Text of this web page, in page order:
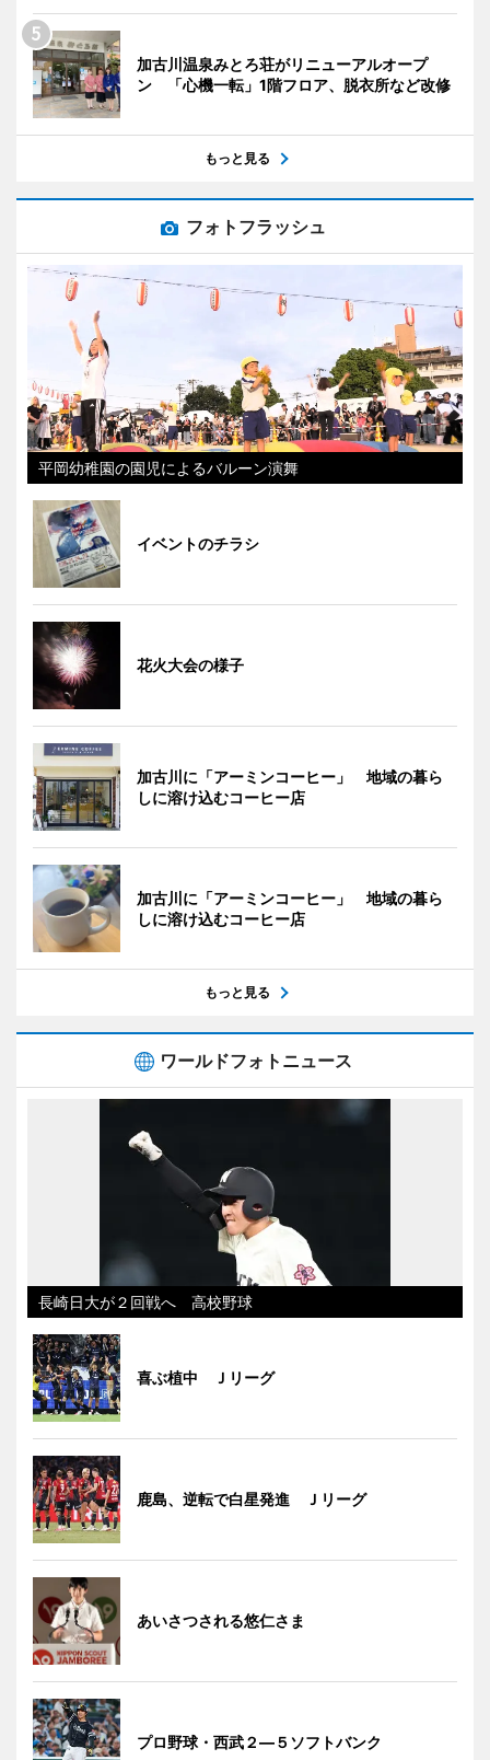
加古川温泉みとろ荘がリニューアルオープ
ン 「心機一転」1階フロア、脱衣所など改修
もっと見る
フォトフラッシュ
平岡幼稚園の園児によるバルーン演舞
イベントのチラシ
花火大会の様子
加古川に「アーミンコーヒー」 地域の暮ら
しに溶け込むコーヒー店
加古川に「アーミンコーヒー」 地域の暮ら
しに溶け込むコーヒー店
もっと見る
ワールドフォトニュース
長崎日大が２回戦へ 高校野球
喜ぶ植中 Ｊリーグ
鹿島、逆転で白星発進 Ｊリーグ
あいさつされる悠仁さま
プロ野球・西武２―５ソフトバンク